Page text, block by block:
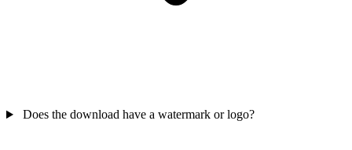
Does the download have a watermark or logo?